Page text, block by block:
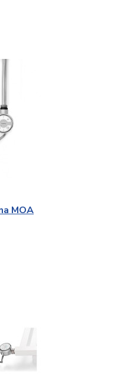
MOA